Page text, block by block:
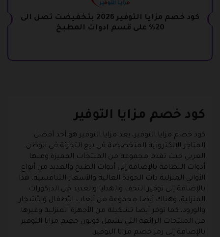
كود خصم مزايا التوفير 2026 بتخفيضت تصل الى
20% على قسم ادوات المطبخ
كود خصم مزايا التوفير
كود خصم مزايا التوفير، يعد مزايا التوفير هو أحد أفضل
المتاجر الإلكترونية المتخصصة في بيع التجزئة في الوطن
العربي حيث تقدم مجموعة من المنتجات المميزة ومنها
أدوات النظافة بالإضافة إلى أدوات الطبخ والعديد من أنواع
الأواني المنزلية ذات الجودة العالية والأسعار التنافسية، هذا
بالإضافة إلى توفير التحف والهدايا والعديد من الديكورات
المنزلية، وهناك أيضا مجموعة من ألعاب الأطفال والأشجار
والورود، كما توفر أيضا تشكيلة من الأجهزة المنزلية وغيرها
من المنتجات الرائعة التي تشمل كوبون خصم مزايا التوفير
بالإضافة إلى رمز خصم مزايا التوفير.